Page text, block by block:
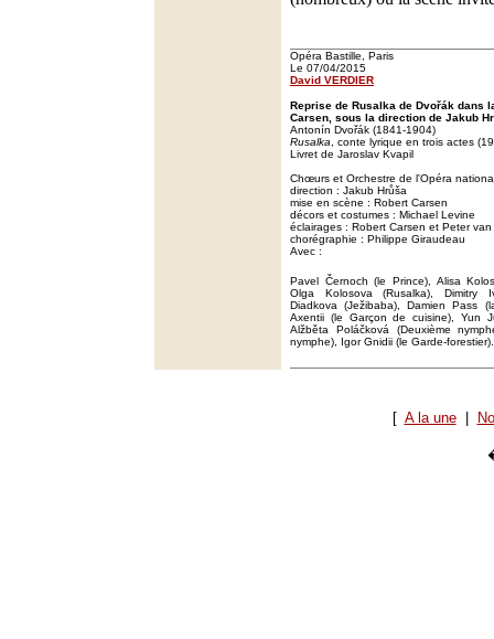
Opéra Bastille, Paris
Le 07/04/2015
David VERDIER
Reprise de Rusalka de Dvořák dans
Carsen, sous la direction de Jakub
Antonín Dvořák (1841-1904)
Rusalka , conte lyrique en trois actes
Livret de Jaroslav Kvapil
Chœurs et Orchestre de l'Opéra
direction : Jakub Hrůša
mise en scène : Robert Carsen
décors et costumes : Michael Levine
éclairages : Robert Carsen et Peter
chorégraphie : Philippe Giraudeau
Avec :
Pavel Černoch (le Prince), Alisa
Olga Kolosova (Rusalka), Dimitry
Diadkova (Ježibaba), Damien Pass
Axentii (le Garçon de cuisine), Yun
Alžběta Poláčková (Deuxième
nymphe), Igor Gnidii (le Garde-forestier).
[ A la une|